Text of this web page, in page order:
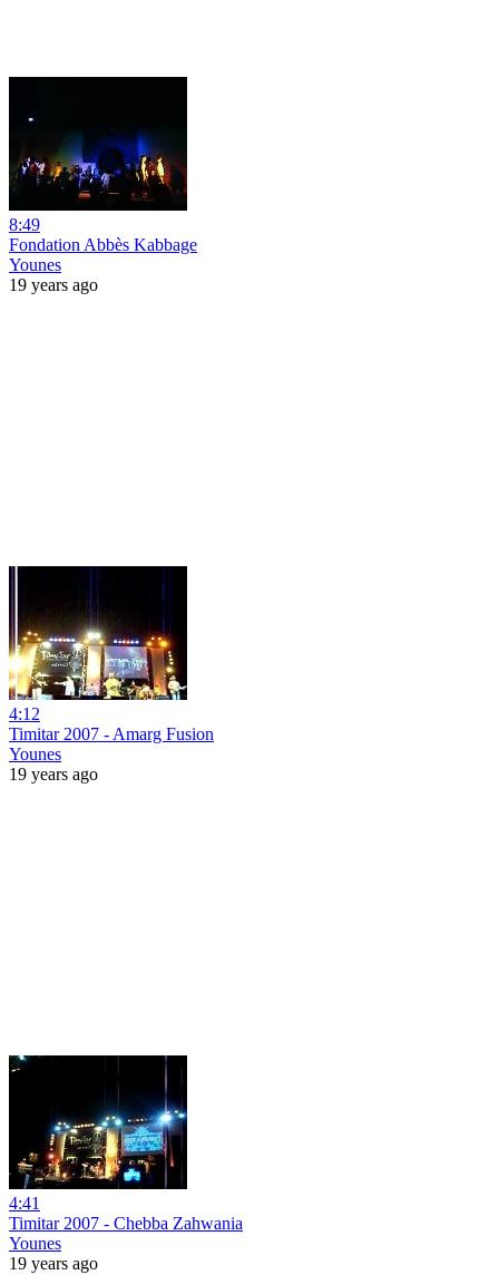
8:49
Fondation Abbès Kabbage
Younes
19 years ago
4:12
Timitar 2007 - Amarg Fusion
Younes
19 years ago
4:41
Timitar 2007 - Chebba Zahwania
Younes
19 years ago